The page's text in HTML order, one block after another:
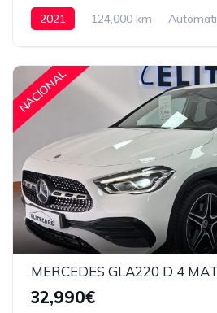
2021 124,000 km
NACIONAL
MERCEDES GLA220 D 4
32,990€